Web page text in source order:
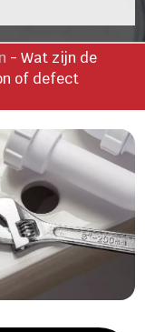
-Wat zijn de
of defect